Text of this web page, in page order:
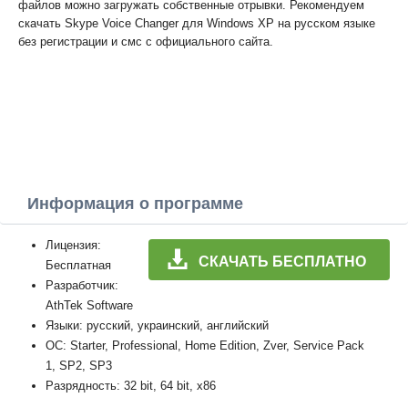
файлов можно загружать собственные отрывки. Рекомендуем
скачать Skype Voice Changer для Windows XP на русском языке
без регистрации и смс с официального сайта.
Информация о программе
СКАЧАТЬ БЕСПЛАТНО
Лицензия:
Бесплатная
Разработчик:
AthTek Software
Языки: русский, украинский, английский
ОС: Starter, Professional, Home Edition, Zver, Service Pack
1, SP2, SP3
Разрядность: 32 bit, 64 bit, x86